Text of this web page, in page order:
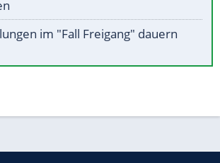
im "Fall Freigang" dauern